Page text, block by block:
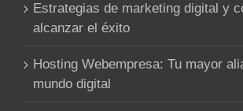
Estrategias de marketing digital y
alcanzar el éxito
Hosting Webempresa: Tu mayor
mundo digital